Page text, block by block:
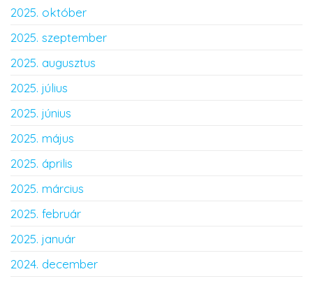
2025. október
2025. szeptember
2025. augusztus
2025. július
2025. június
2025. május
2025. április
2025. március
2025. február
2025. január
2024. december